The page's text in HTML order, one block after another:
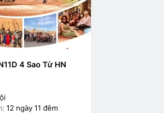
4 Sao Từ HN
12 ngày 11 đêm